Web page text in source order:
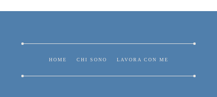
HOME CHI SONO LAVORA CON ME